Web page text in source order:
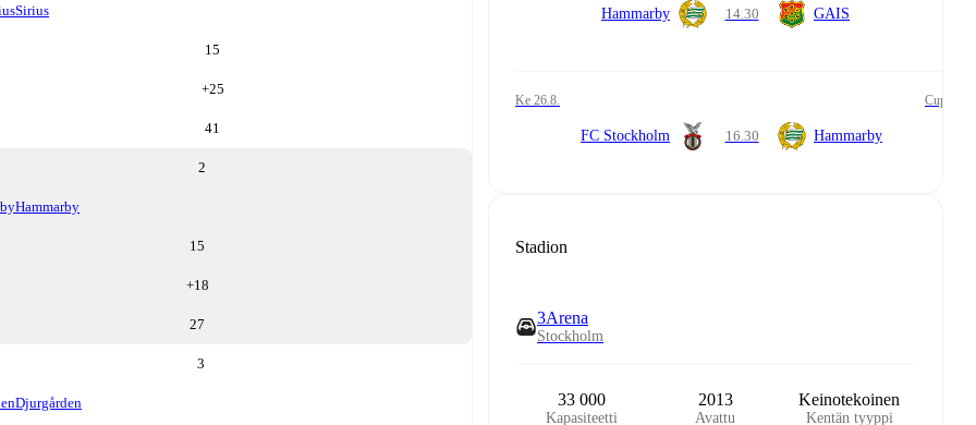
Sirius
15
+25
41
2
Hammarby
15
+18
27
3
Djurgården
Hammarby 14.30 GAIS
ke 26.8. Cup
FC Stockholm 16.30 Hammarby
Stadion
3Arena
Stockholm
33 000
Kapasiteetti
2013
Avattu
Keinotekoinen
Kentän tyyppi